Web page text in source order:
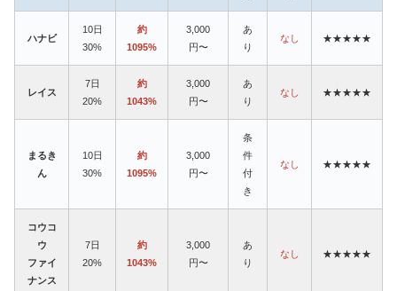
ハナビ
10日
30%
約
1095%
3,000
円〜
あ
り
なし ★★★★★
レイス
7日
20%
約
1043%
3,000
円〜
あ
り
なし ★★★★★
まるき
ん
10日
30%
約
1095%
3,000
円〜
条
件
付
き
なし ★★★★★
コウコ
ウ
ファイ
ナンス
7日
20%
約
1043%
3,000
円〜
あ
り
なし ★★★★★